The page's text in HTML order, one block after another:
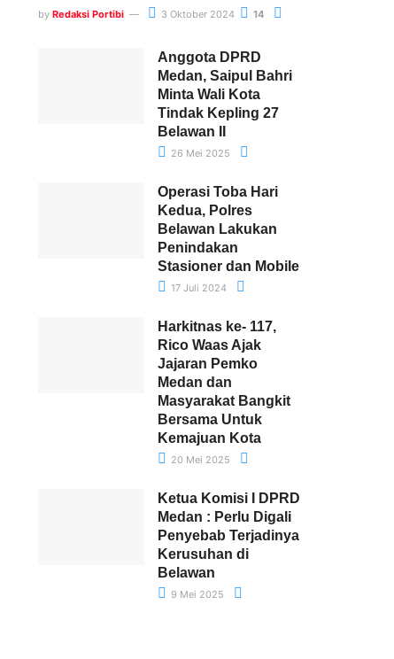
by Redaksi Portibi 3 Oktober 2024 14
Anggota DPRD
Medan, Saipul Bahri
Minta Wali Kota
Tindak Kepling 27
Belawan II
26 Mei 2025
Operasi Toba Hari
Kedua, Polres
Belawan Lakukan
Penindakan
Stasioner dan Mobile
17 Juli 2024
Harkitnas ke- 117,
Rico Waas Ajak
Jajaran Pemko
Medan dan
Masyarakat Bangkit
Bersama Untuk
Kemajuan Kota
20 Mei 2025
Ketua Komisi I DPRD
Medan : Perlu Digali
Penyebab Terjadinya
Kerusuhan di
Belawan
9 Mei 2025